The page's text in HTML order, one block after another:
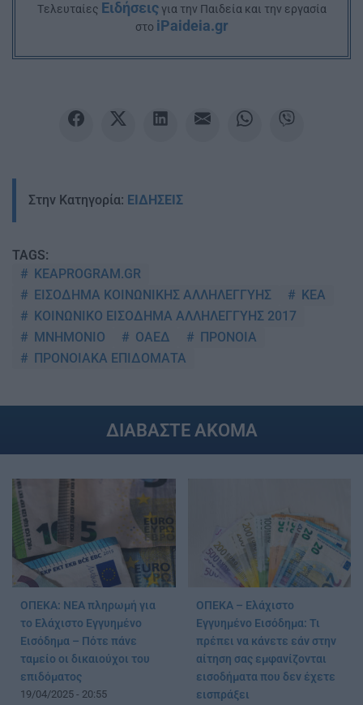
Tελευταίες Ειδήσειςγια την Παιδεία και την εργασία
στο iPaideia.gr
Στην Κατηγορία: ΕΙΔΗΣΕΙΣ
TAGS:
KEAPROGRAM.GR
ΕΙΣΟΔΗΜΑ ΚΟΙΝΩΝΙΚΗΣ ΑΛΛΗΛΕΓΓΥΗΣ
ΚΕΑ
ΚΟΙΝΩΝΙΚΟ ΕΙΣΟΔΗΜΑ ΑΛΛΗΛΕΓΓΥΗΣ 2017
ΜΝΗΜΟΝΙΟ
ΟΑΕΔ
ΠΡΟΝΟΙΑ
ΠΡΟΝΟΙΑΚΑ ΕΠΙΔΟΜΑΤΑ
ΔΙΑΒΑΣΤΕ ΑΚΟΜΑ
ΟΠΕΚΑ: ΝΕΑ πληρωμή για
το Ελάχιστο Εγγυημένο
Εισόδημα – Πότε πάνε
ταμείο οι δικαιούχοι του
επιδόματος
19/04/2025 - 20:55
ΟΠΕΚΑ – Ελάχιστο
Εγγυημένο Εισόδημα: Τι
πρέπει να κάνετε εάν στην
αίτηση σας εμφανίζονται
εισοδήματα που δεν έχετε
εισπράξει